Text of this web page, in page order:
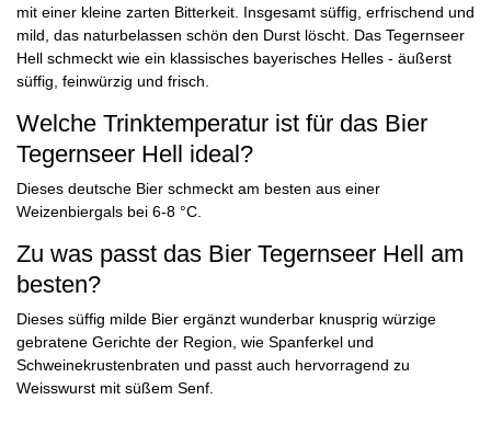
mit einer kleine zarten Bitterkeit. Insgesamt süffig, erfrischend und
mild, das naturbelassen schön den Durst löscht. Das Tegernseer
Hell schmeckt wie ein klassisches bayerisches Helles - äußerst
süffig, feinwürzig und frisch.
Welche Trinktemperatur ist für das Bier
Tegernseer Hell ideal?
Dieses deutsche Bier schmeckt am besten aus einer
Weizenbiergals bei 6-8 °C.
Zu was passt das Bier Tegernseer Hell am
besten?
Dieses süffig milde Bier ergänzt wunderbar knusprig würzige
gebratene Gerichte der Region, wie Spanferkel und
Schweinekrustenbraten und passt auch hervorragend zu
Weisswurst mit süßem Senf.